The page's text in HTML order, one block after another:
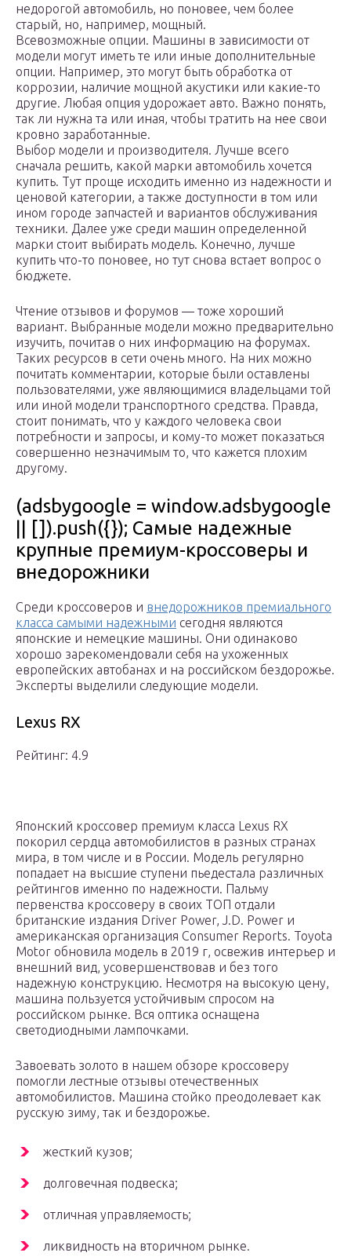
недорогой автомобиль, но поновее, чем более
старый, но, например, мощный.
Всевозможные опции. Машины в зависимости от
модели могут иметь те или иные дополнительные
опции. Например, это могут быть обработка от
коррозии, наличие мощной акустики или какие-то
другие. Любая опция удорожает авто. Важно понять,
так ли нужна та или иная, чтобы тратить на нее свои
кровно заработанные.
Выбор модели и производителя. Лучше всего
сначала решить, какой марки автомобиль хочется
купить. Тут проще исходить именно из надежности и
ценовой категории, а также доступности в том или
ином городе запчастей и вариантов обслуживания
техники. Далее уже среди машин определенной
марки стоит выбирать модель. Конечно, лучше
купить что-то поновее, но тут снова встает вопрос о
бюджете.
Чтение отзывов и форумов — тоже хороший
вариант. Выбранные модели можно предварительно
изучить, почитав о них информацию на форумах.
Таких ресурсов в сети очень много. На них можно
почитать комментарии, которые были оставлены
пользователями, уже являющимися владельцами той
или иной модели транспортного средства. Правда,
стоит понимать, что у каждого человека свои
потребности и запросы, и кому-то может показаться
совершенно незначимым то, что кажется плохим
другому.
(adsbygoogle = window.adsbygoogle
|| []).push({}); Самые надежные
крупные премиум-кроссоверы и
внедорожники
Среди кроссоверов и внедорожников премиального
класса самыми надежными сегодня являются
японские и немецкие машины. Они одинаково
хорошо зарекомендовали себя на ухоженных
европейских автобанах и на российском бездорожье.
Эксперты выделили следующие модели.
Lexus RX
Рейтинг: 4.9
Японский кроссовер премиум класса Lexus RX
покорил сердца автомобилистов в разных странах
мира, в том числе и в России. Модель регулярно
попадает на высшие ступени пьедестала различных
рейтингов именно по надежности. Пальму
первенства кроссоверу в своих ТОП отдали
британские издания Driver Power, J.D. Power и
американская организация Consumer Reports. Toyota
Motor обновила модель в 2019 г, освежив интерьер и
внешний вид, усовершенствовав и без того
надежную конструкцию. Несмотря на высокую цену,
машина пользуется устойчивым спросом на
российском рынке. Вся оптика оснащена
светодиодными лампочками.
Завоевать золото в нашем обзоре кроссоверу
помогли лестные отзывы отечественных
автомобилистов. Машина стойко преодолевает как
русскую зиму, так и бездорожье.
жесткий кузов;
долговечная подвеска;
отличная управляемость;
ликвидность на вторичном рынке.